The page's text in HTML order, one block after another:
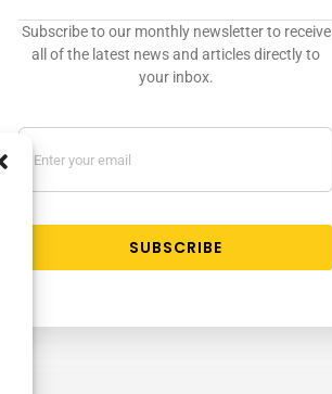
Subscribe to our monthly newsletter to receive
all of the latest news and articles directly to
your inbox.
SUBSCRIBE